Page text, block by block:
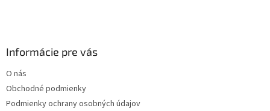
Informácie pre vás
O nás
Obchodné podmienky
Podmienky ochrany osobných údajov